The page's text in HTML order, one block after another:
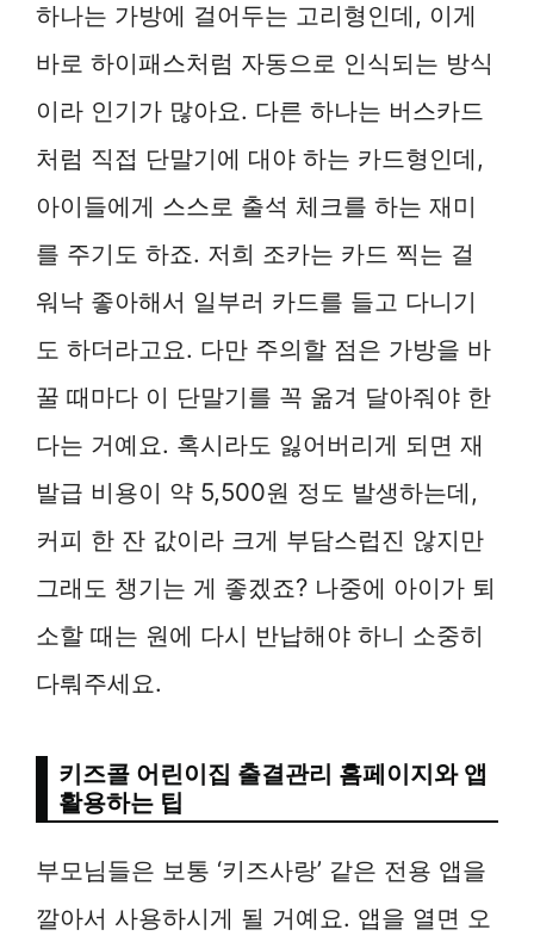
하나는 가방에 걸어두는 고리형인데, 이게
바로 하이패스처럼 자동으로 인식되는 방식
이라 인기가 많아요. 다른 하나는 버스카드
처럼 직접 단말기에 대야 하는 카드형인데,
아이들에게 스스로 출석 체크를 하는 재미
를 주기도 하죠. 저희 조카는 카드 찍는 걸
워낙 좋아해서 일부러 카드를 들고 다니기
도 하더라고요. 다만 주의할 점은 가방을 바
꿀 때마다 이 단말기를 꼭 옮겨 달아줘야 한
다는 거예요. 혹시라도 잃어버리게 되면 재
발급 비용이 약 5,500원 정도 발생하는데,
커피 한 잔 값이라 크게 부담스럽진 않지만
그래도 챙기는 게 좋겠죠? 나중에 아이가 퇴
소할 때는 원에 다시 반납해야 하니 소중히
다뤄주세요.
키즈콜 어린이집 출결관리 홈페이지와 앱
활용하는 팁
부모님들은 보통 ‘키즈사랑’ 같은 전용 앱을
깔아서 사용하시게 될 거예요. 앱을 열면 오